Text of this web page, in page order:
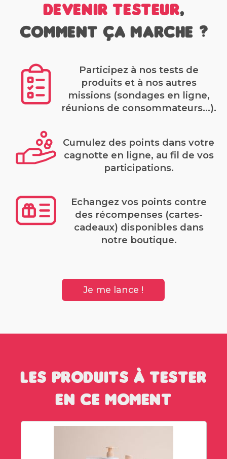
Devenir testeur,
comment ça marche ?
Participez à nos tests de
produits et à nos autres
missions (sondages en ligne,
réunions de consommateurs...).
Cumulez des points dans votre
cagnotte en ligne, au fil de vos
participations.
Echangez vos points contre
des récompenses (cartes-
cadeaux) disponibles dans
notre boutique.
Je me lance !
Les produits à tester
en ce moment